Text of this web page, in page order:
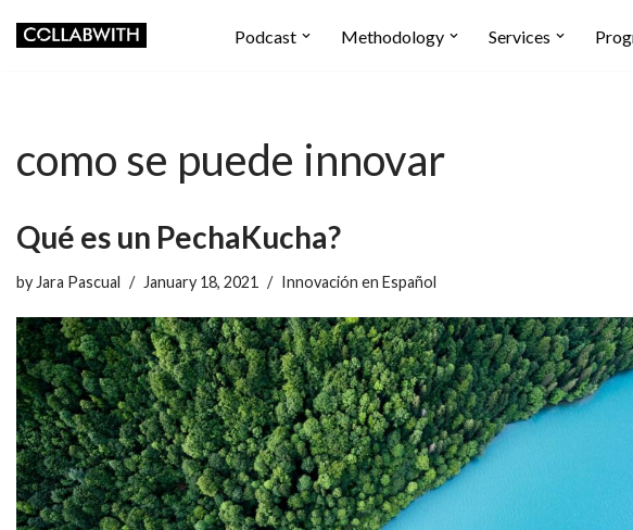
Podcast Methodology Services
como se puede innovar
Qué es un PechaKucha?
by Jara Pascual January 18, 2021 Innovación en Español